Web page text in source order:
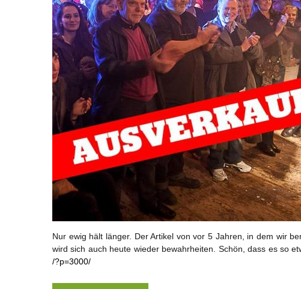
Nur ewig hält länger. Der Artikel von vor 5 Jahren, in dem wir
wird sich auch heute wieder bewahrheiten. Schön, dass es so
/?p=3000/